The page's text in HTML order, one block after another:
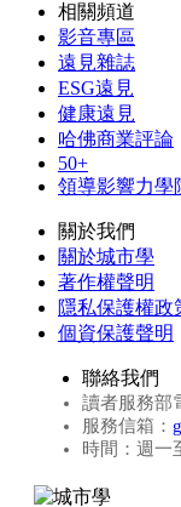
相關頻道
影音專區
遠見雜誌
ESG遠見
健康遠見
哈佛商業評論
50+
領導影響力學
關於我們
關於城市學
著作權聲明
隱私保護權政
個資保護聲明
聯絡我們
讀者服務部
服務信箱：
時間：週一